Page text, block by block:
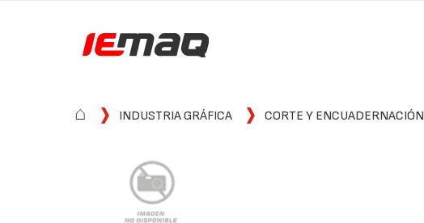
⌂ INDUSTRIA GRÁFICA CORTE Y ENCUADERNACIÓN